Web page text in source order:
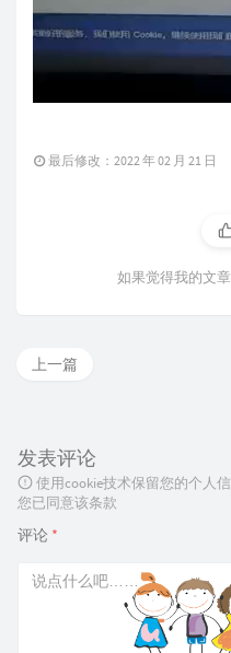
最后修改：2022 年 02 月 21 日
如果觉得我的文
上一篇
发表评论
使用cookie技术保留您的个人
您已同意该条款
评论 *